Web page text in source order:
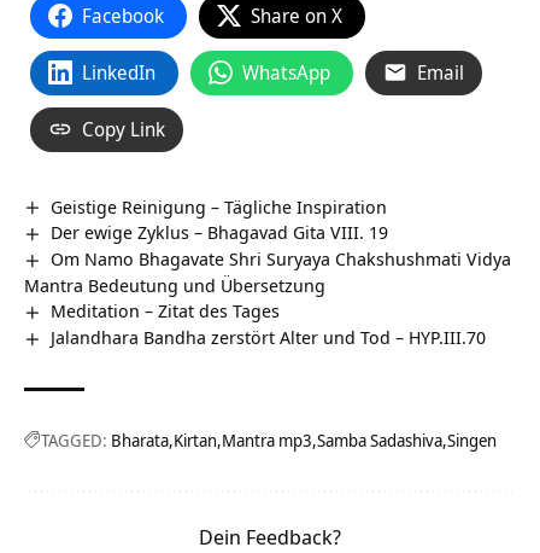
Facebook Share on X
LinkedIn WhatsApp Email
Copy Link
Geistige Reinigung – Tägliche Inspiration
Der ewige Zyklus – Bhagavad Gita VIII. 19
Om Namo Bhagavate Shri Suryaya Chakshushmati Vidya
Mantra Bedeutung und Übersetzung
Meditation – Zitat des Tages
Jalandhara Bandha zerstört Alter und Tod – HYP.III.70
TAGGED: Bharata Kirtan Mantra mp3 Samba Sadashiva Singen
Dein Feedback?